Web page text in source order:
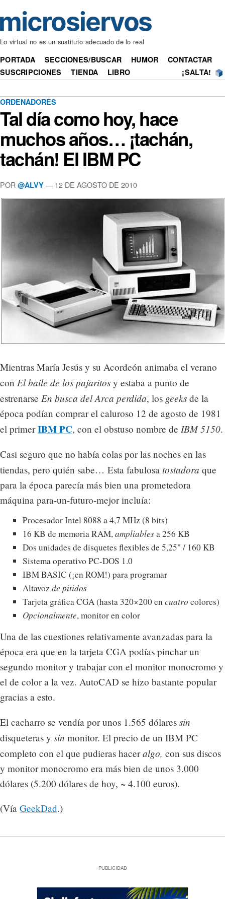
Lo virtual no es un sustituto adecuado de lo real
PORTADA SECCIONES/BUSCAR HUMOR
CONTACTAR
SUSCRIPCIONES
TIENDA LIBRO ¡SALTA!
ORDENADORES
Tal día como hoy, hace
muchos años… ¡tachán,
tachán! El IBM PC
POR @ALVY — 12 DE AGOSTO DE 2010
Mientras Marí­a Jesús y su Acordeón animaba el verano
con El baile de los pajaritos y estaba a punto de
estrenarse En busca del Arca perdida, los geeks de la
época podían comprar el caluroso 12 de agosto de 1981
el primerIBM PC, con el obstuso nombre de IBM 5150.
Casi seguro que no había colas por las noches en las
tiendas, pero quién sabe… Esta fabulosa tostadora que
para la época parecía más bien una prometedora
máquina para-un-futuro-mejor incluía:
Procesador Intel 8088 a 4,7 MHz (8 bits)
16 KB de memoria RAM,ampliablesa 256 KB
Dos unidades de disquetes flexibles de 5,25" / 160 KB
Sistema operativo PC-DOS 1.0
IBM BASIC (¡en ROM!) para programar
Altavozde pitidos
Tarjeta gráfica CGA (hasta 320×200 encuatro colores)
Opcionalmente, monitor en color
Una de las cuestiones relativamente avanzadas para la
época era que en la tarjeta CGA podías pinchar un
segundo monitor y trabajar con el monitor monocromo y
el de color a la vez. AutoCAD se hizo bastante popular
gracias a esto.
El cacharro se vendía por unos 1.565 dólares sin
disqueteras y sin monitor. El precio de un IBM PC
completo con el que pudieras haceralgo, con sus discos
y monitor monocromo era más bien de unos 3.000
dólares (5.200 dólares de hoy, ~ 4.100 euros).
(Vía GeekDad.)
PUBLICIDAD